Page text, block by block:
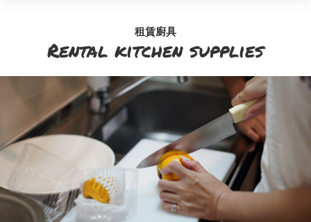
租賃廚具
Rental kitchen supplies